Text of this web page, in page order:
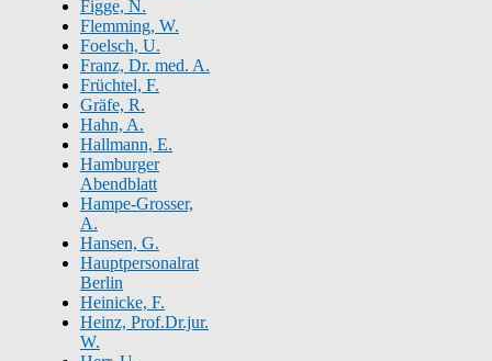
Figge, N.
Flemming, W.
Foelsch, U.
Franz, Dr. med. A.
Früchtel, F.
Gräfe, R.
Hahn, A.
Hallmann, E.
Hamburger
Abendblatt
Hampe-Grosser,
A.
Hansen, G.
Hauptpersonalrat
Berlin
Heinicke, F.
Heinz, Prof.Dr.jur.
W.